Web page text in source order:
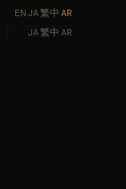
JA·繁中AR
EN·JA·繁中AR